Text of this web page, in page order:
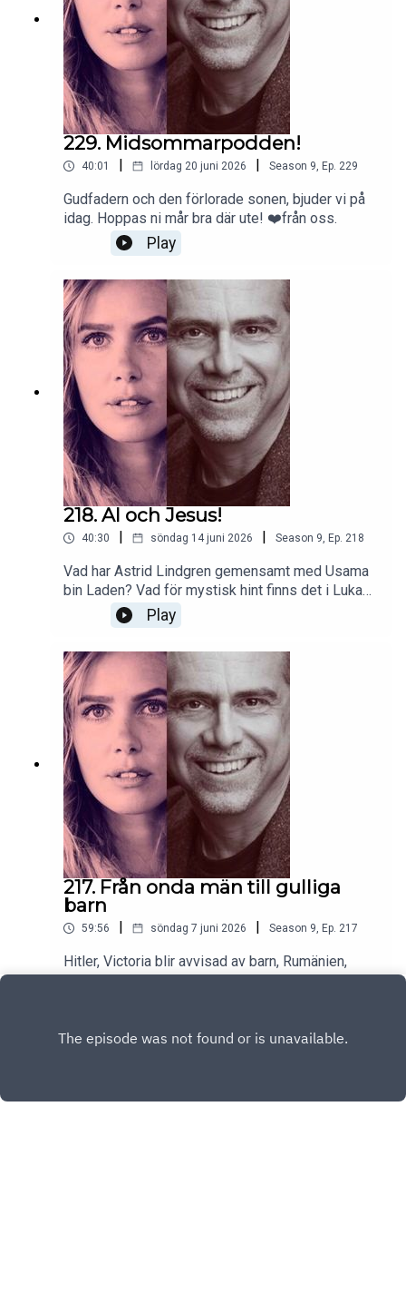
229. Midsommarpodden!
40:01 lördag 20 juni 2026 Season 9, Ep. 229
Gudfadern och den förlorade sonen, bjuder vi på
idag. Hoppas ni mår bra där ute! ❤️från oss.
Play
218. AI och Jesus!
40:30 söndag 14 juni 2026 Season 9, Ep. 218
Vad har Astrid Lindgren gemensamt med Usama
bin Laden? Vad för mystisk hint finns det i Lukas
och Matteus evangelium? Och vad har hänt med
Antropic? Nästa vecka kör vi Gudfadern-podden!
Stay tuned 👊🏻
Play
217. Från onda män till gulliga
barn
59:56 söndag 7 juni 2026 Season 9, Ep. 217
Hitler, Victoria blir avvisad av barn, Rumänien,